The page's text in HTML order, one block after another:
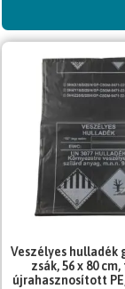
Veszélyes hulladék
zsák, 56 x 80
újrahasznosított